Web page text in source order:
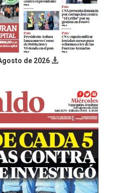
de 2026